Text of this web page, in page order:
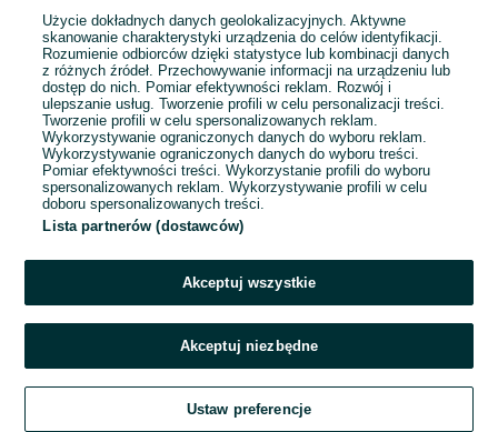
Przejdź na stronę główną
Użycie dokładnych danych geolokalizacyjnych. Aktywne
skanowanie charakterystyki urządzenia do celów identyfikacji.
Rozumienie odbiorców dzięki statystyce lub kombinacji danych
z różnych źródeł. Przechowywanie informacji na urządzeniu lub
dostęp do nich. Pomiar efektywności reklam. Rozwój i
ulepszanie usług. Tworzenie profili w celu personalizacji treści.
Tworzenie profili w celu spersonalizowanych reklam.
Wykorzystywanie ograniczonych danych do wyboru reklam.
Wykorzystywanie ograniczonych danych do wyboru treści.
Pomiar efektywności treści. Wykorzystanie profili do wyboru
spersonalizowanych reklam. Wykorzystywanie profili w celu
doboru spersonalizowanych treści.
Lista partnerów (dostawców)
Akceptuj wszystkie
Akceptuj niezbędne
Ustaw preferencje